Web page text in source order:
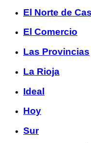
El Norte de
El Comercio
Las Provincias
La Rioja
Ideal
Hoy
Sur